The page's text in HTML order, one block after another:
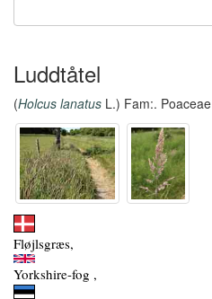
Luddtåtel
(Holcus lanatus L.) Fam:. Poaceae
Fløjlsgræs,
Yorkshire-fog ,